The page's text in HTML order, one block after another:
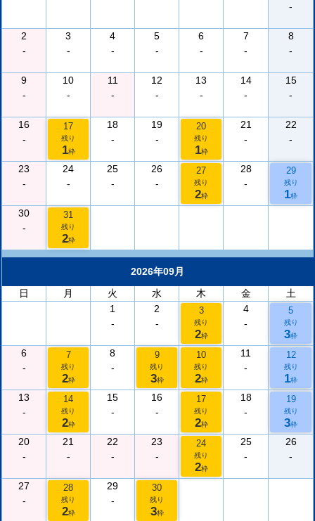
-
2
-
3
-
4
-
5
-
6
-
7
-
8
-
9
-
10
-
11
-
12
-
13
-
14
-
15
-
16
-
17
残り
1枠
18
-
19
-
20
残り
1枠
21
-
22
-
23
-
24
-
25
-
26
-
27
残り
2枠
28
-
29
残り
1枠
30
-
31
残り
2枠
2026年09月
日
月 火 水 木 金
土
1
-
2
-
3
残り
2枠
4
-
5
残り
3枠
6
-
7
残り
2枠
8
-
9
残り
3枠
10
残り
2枠
11
-
12
残り
1枠
13
-
14
残り
2枠
15
-
16
-
17
残り
2枠
18
-
19
残り
3枠
20
-
21
-
22
-
23
-
24
残り
2枠
25
-
26
-
27
-
28
残り
2枠
29
-
30
残り
3枠